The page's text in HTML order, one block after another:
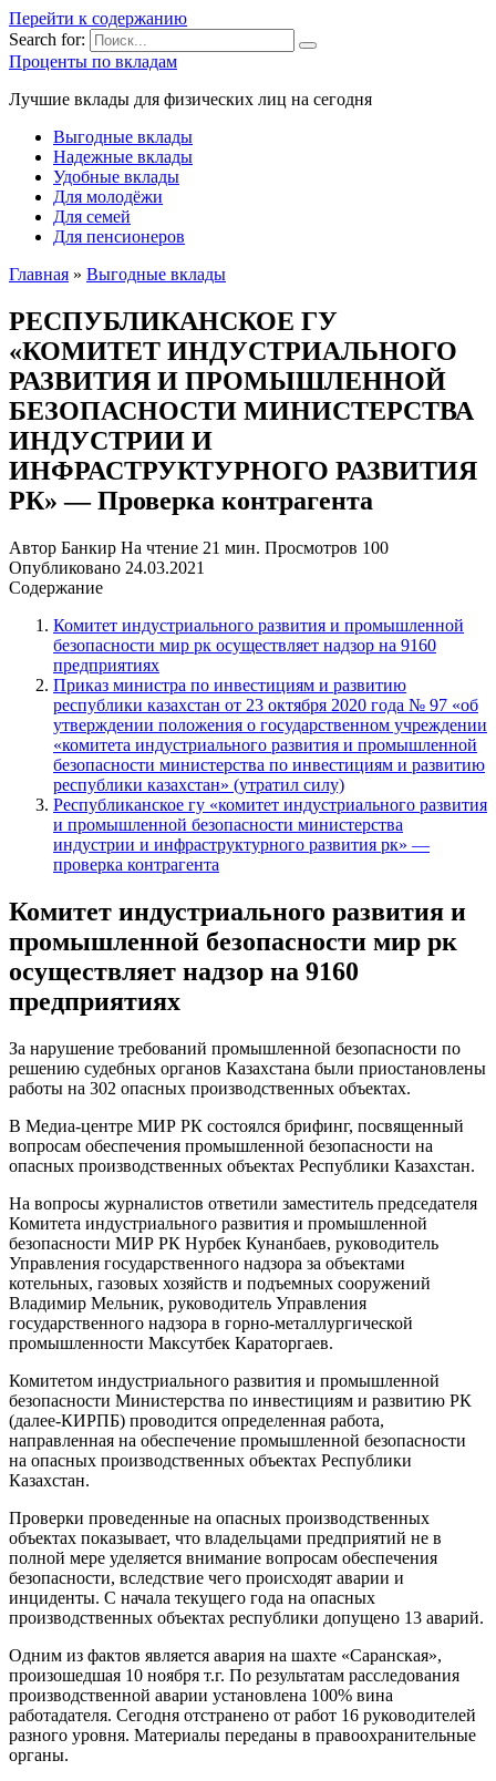
Перейти к содержанию
Search for:
Проценты по вкладам
Лучшие вклады для физических лиц на сегодня
Выгодные вклады
Надежные вклады
Удобные вклады
Для молодёжи
Для семей
Для пенсионеров
Главная » Выгодные вклады
РЕСПУБЛИКАНСКОЕ ГУ
«КОМИТЕТ ИНДУСТРИАЛЬНОГО
РАЗВИТИЯ И ПРОМЫШЛЕННОЙ
БЕЗОПАСНОСТИ МИНИСТЕРСТВА
ИНДУСТРИИ И
ИНФРАСТРУКТУРНОГО РАЗВИТИЯ
РК» — Проверка контрагента
Автор Банкир На чтение 21 мин. Просмотров 100
Опубликовано 24.03.2021
Содержание
Комитет индустриального развития и промышленной
безопасности мир рк осуществляет надзор на 9160
предприятиях
Приказ министра по инвестициям и развитию
республики казахстан от 23 октября 2020 года № 97 «об
утверждении положения о государственном учреждении
«комитета индустриального развития и промышленной
безопасности министерства по инвестициям и развитию
республики казахстан» (утратил силу)
Республиканское гу «комитет индустриального развития
и промышленной безопасности министерства
индустрии и инфраструктурного развития рк» —
проверка контрагента
Комитет индустриального развития и
промышленной безопасности мир рк
осуществляет надзор на 9160
предприятиях
За нарушение требований промышленной безопасности по
решению судебных органов Казахстана были приостановлены
работы на 302 опасных производственных объектах.
В Медиа-центре МИР РК состоялся брифинг, посвященный
вопросам обеспечения промышленной безопасности на
опасных производственных объектах Республики Казахстан.
На вопросы журналистов ответили заместитель председателя
Комитета индустриального развития и промышленной
безопасности МИР РК Нурбек Кунанбаев, руководитель
Управления государственного надзора за объектами
котельных, газовых хозяйств и подъемных сооружений
Владимир Мельник, руководитель Управления
государственного надзора в горно-металлургической
промышленности Максутбек Караторгаев.
Комитетом индустриального развития и промышленной
безопасности Министерства по инвестициям и развитию РК
(далее-КИРПБ) проводится определенная работа,
направленная на обеспечение промышленной безопасности
на опасных производственных объектах Республики
Казахстан.
Проверки проведенные на опасных производственных
объектах показывает, что владельцами предприятий не в
полной мере уделяется внимание вопросам обеспечения
безопасности, вследствие чего происходят аварии и
инциденты. С начала текущего года на опасных
производственных объектах республики допущено 13 аварий.
Одним из фактов является авария на шахте «Саранская»,
произошедшая 10 ноября т.г. По результатам расследования
производственной аварии установлена 100% вина
работадателя. Сегодня отстранено от работ 16 руководителей
разного уровня. Материалы переданы в правоохранительные
органы.